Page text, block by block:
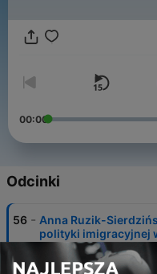
Studio Biznes są: Karolina
Spotify, Apple Podcasts i
00:00
Odcinki
56 - Anna Ruzik-
polityki imigracyjnej
27 mar 2024